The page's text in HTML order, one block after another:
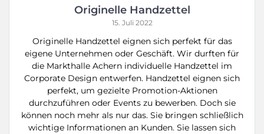
Originelle Handzettel
15. Juli 2022
Originelle Handzettel eignen sich perfekt für das
eigene Unternehmen oder Geschäft. Wir durften für
die Markthalle Achern individuelle Handzettel im
Corporate Design entwerfen. Handzettel eignen sich
perfekt, um gezielte Promotion-Aktionen
durchzuführen oder Events zu bewerben. Doch sie
können noch mehr als nur das. Sie bringen schließlich
wichtige Informationen an Kunden. Sie lassen sich